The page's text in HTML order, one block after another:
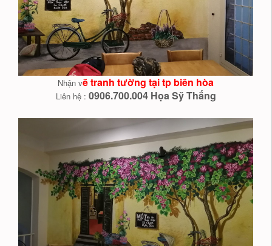
Nhận vẽ tranh tường tại tp biên hòa
Liên hệ : 0906.700.004 Họa Sỹ Thắng